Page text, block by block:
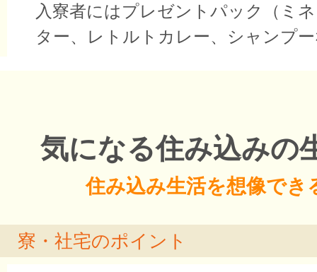
入寮者にはプレゼントパック（ミ
ター、レトルトカレー、シャンプ
気になる住み込みの
住み込み生活を想像でき
寮・社宅のポイント